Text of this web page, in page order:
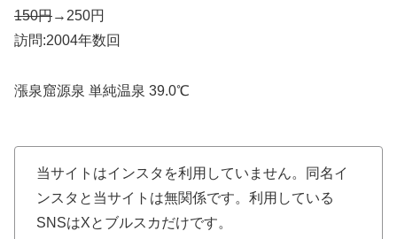
150円→250円
訪問:2004年数回
漲泉窟源泉 単純温泉 39.0℃
当サイトはインスタを利用していません。同名イ
ンスタと当サイトは無関係です。利用している
SNSはXとブルスカだけです。